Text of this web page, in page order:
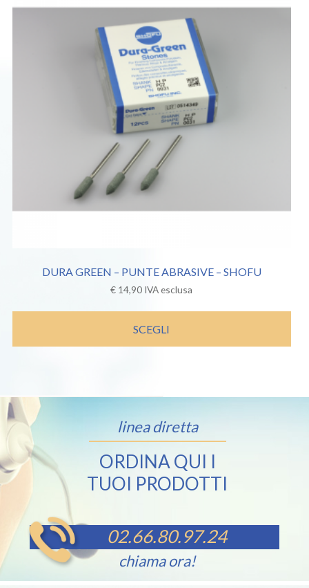
DURA GREEN – PUNTE ABRASIVE – SHOFU
€ 14,90 IVA esclusa
SCEGLI
linea diretta
ORDINA QUI I
TUOI PRODOTTI
02.66.80.97.24
chiama ora!